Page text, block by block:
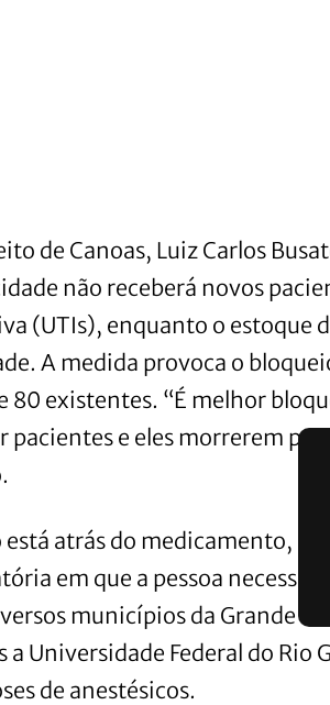
de Canoas, Luiz Carlos
não receberá novos
(UTIs), enquanto o estoque
A medida provoca o
80 existentes. “É melhor
pacientes e eles morrerem
está atrás do medicamento,
em que a pessoa
municípios da Grande
a Universidade Federal do Rio
de anestésicos.